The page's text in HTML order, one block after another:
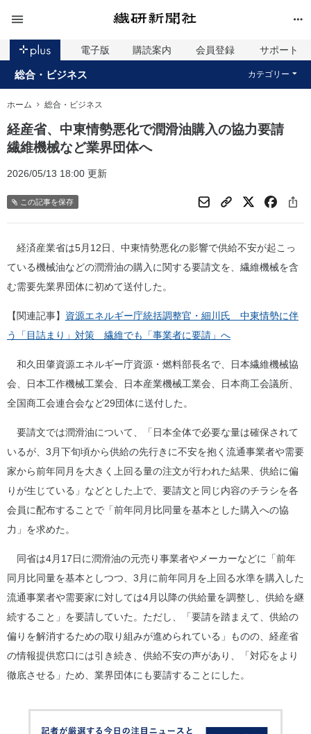
電子版 購読案内 会員登録 サポート
総合・ビジネス カテゴリー
ホーム 総合・ビジネス
経産省、中東情勢悪化で潤滑油購入の協力要請
繊維機械など業界団体へ
2026/05/13 18:00 更新
この記事を保存
経済産業省は5月12日、中東情勢悪化の影響で供給不安が起こっ
ている機械油などの潤滑油の購入に関する要請文を、繊維機械を含
む需要先業界団体に初めて送付した。
【関連記事】 資源エネルギー庁統括調整官・細川氏 中東情勢に伴
う「目詰まり」対策 繊維でも「事業者に要請」へ
和久田肇資源エネルギー庁資源・燃料部長名で、日本繊維機械協
会、日本工作機械工業会、日本産業機械工業会、日本商工会議所、
全国商工会連合会など29団体に送付した。
要請文では潤滑油について、「日本全体で必要な量は確保されて
いるが、3月下旬頃から供給の先行きに不安を抱く流通事業者や需要
家から前年同月を大きく上回る量の注文が行われた結果、供給に偏
りが生じている」などとした上で、要請文と同じ内容のチラシを各
会員に配布することで「前年同月比同量を基本とした購入への協
力」を求めた。
同省は4月17日に潤滑油の元売り事業者やメーカーなどに「前年
同月比同量を基本としつつ、3月に前年同月を上回る水準を購入した
流通事業者や需要家に対しては4月以降の供給量を調整し、供給を継
続すること」を要請していた。ただし、「要請を踏まえて、供給の
偏りを解消するための取り組みが進められている」ものの、経産省
の情報提供窓口には引き続き、供給不安の声があり、「対応をより
徹底させる」ため、業界団体にも要請することにした。